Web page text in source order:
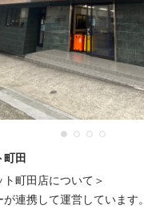
町田
町田店について＞
連携して運営しています。